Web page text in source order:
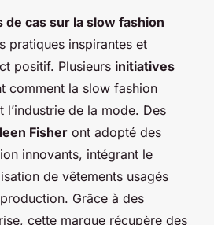
de cas sur la slow fashion
pratiques inspirantes et
positif. Plusieurs initiatives
comment la slow fashion
l’industrie de la mode. Des
Fisher ont adopté des
innovants, intégrant le
de vêtements usagés
Grâce à des
cette marque récupère des